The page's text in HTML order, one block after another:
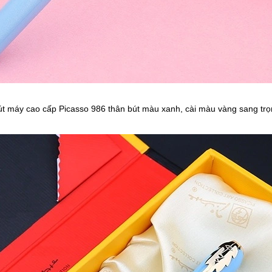
máy cao cấp Picasso 986 thân bút màu xanh, cài màu vàng sang